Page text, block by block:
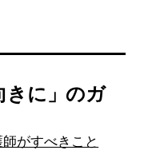
きに」のガ
師がすべきこと